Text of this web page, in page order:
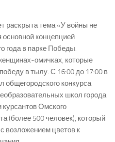
раскрыта тема «У войны не
основной концепцией
года в парке Победы.
омичках, которые
в тылу. С 16:00 до 17:00 в
конкурса
школ города
курсантов Омского
(более 500 человек), который
возложением цветов к